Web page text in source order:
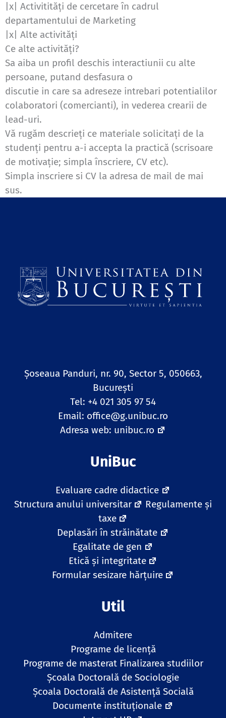
|x| Activitităţi de cercetare în cadrul
departamentului de Marketing
|x| Alte activităţi
Ce alte activităţi?
Sa aiba un profil deschis interactiunii cu alte
persoane, putand desfasura o
discutie in care sa adreseze intrebari potentialilor
colaboratori (comercianti), in vederea crearii de
lead-uri.
Vă rugăm descrieţi ce materiale solicitaţi de la
studenţi pentru a-i accepta la practică (scrisoare
de motivaţie; simpla înscriere, CV etc).
Simpla inscriere si CV la adresa de mail de mai
sus.
Șoseaua Panduri, nr. 90, Sector 5, 050663,
Bucureşti
Tel: +4 021 305 97 54
Email: office@g.unibuc.ro
Adresa web: unibuc.ro
UniBuc
Evaluare cadre didactice
Structura anului universitar
Regulamente și
taxe
Deplasări în străinătate
Egalitate de gen
Etică și integritate
Formular sesizare hărțuire
Util
Admitere
Programe de licență
Programe de masterat Finalizarea studiilor
Școala Doctorală de Sociologie
Școala Doctorală de Asistență Socială
Documente instituționale